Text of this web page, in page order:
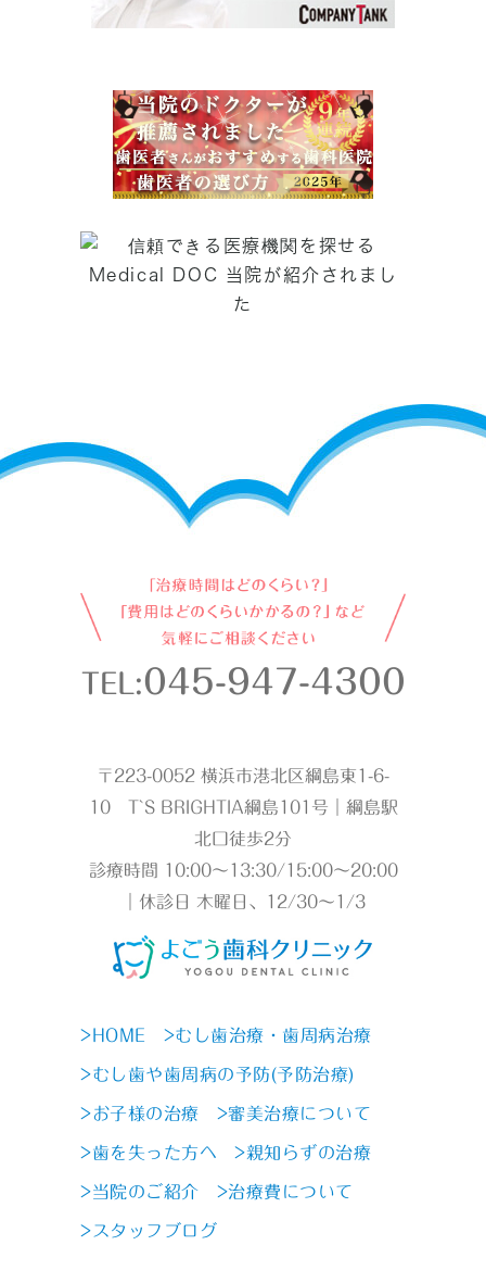
TEL:045-947-4300
〒223-0052 横浜市港北区綱島東1-6-
10 T`S BRIGHTIA綱島101号｜綱島駅
北口徒歩2分
診療時間 10:00～13:30/15:00～20:00
｜休診日 木曜日、12/30～1/3
>HOME >むし歯治療・歯周病治療
>むし歯や歯周病の予防(予防治療)
>お子様の治療 >審美治療について
>歯を失った方へ >親知らずの治療
>当院のご紹介 >治療費について
>スタッフブログ